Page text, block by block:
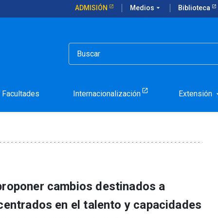
ADMISIÓN Medios arrow_drop_down Biblioteca
Facultades Internacionalización Extensión
de expertos del
cambios destinados a
en el talento y capacidades